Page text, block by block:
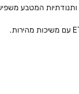
ותנודתיות המטבע